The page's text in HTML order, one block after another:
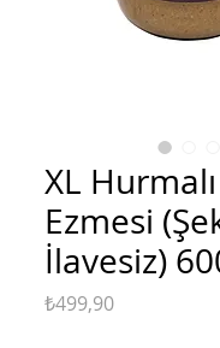
XL Hurmalı
Ezmesi
İlavesiz)
₺499,90Fiyat